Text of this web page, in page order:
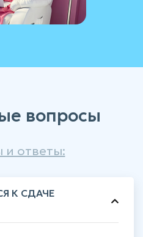
вопросы
и ответы:
К СДАЧЕ